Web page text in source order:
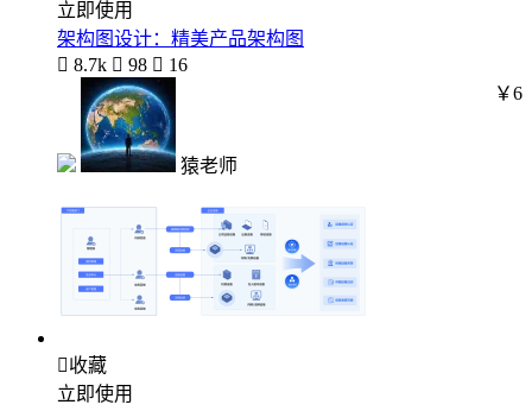
立即使用
架构图设计：精美产品架构图
 8.7k  98  16
猿老师
￥6
收藏
立即使用